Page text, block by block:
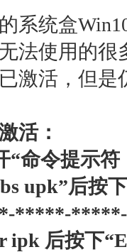
统盒
法使用的
激活，但
活：
令提示符
upk”后按下
*****-
后按下